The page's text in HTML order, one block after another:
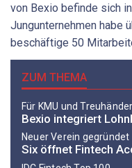
von Bexio befinde sich
Jungunternehmen habe
beschäftige 50
ZUM THEMA
Für KMU und Treuhänder
Bexio integriert
Neuer Verein gegründet
Six öffnet Fintech